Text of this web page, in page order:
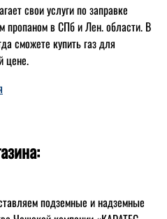
свои услуги по заправке
пропаном в СПб и Лен. области. В
сможете купить газ для
цене.
подземные и надземные